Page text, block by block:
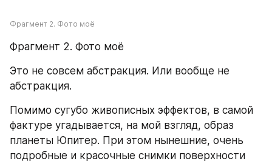
Фрагмент 2. Фото моё
Фрагмент 2. Фото моё
Это не совсем абстракция. Или вообще не
абстракция.
Помимо сугубо живописных эффектов, в самой
фактуре угадывается, на мой взгляд, образ
планеты Юпитер. При этом нынешние, очень
подробные и красочные снимки поверхности